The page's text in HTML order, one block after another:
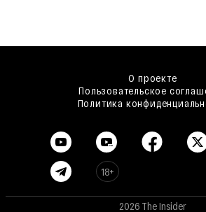
О проекте
Пользовательское
Политика
18+
2026 The Insider